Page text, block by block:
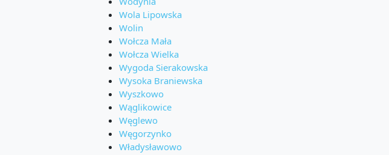
Wola Lipowska
Wolin
Wołcza Mała
Wołcza Wielka
Wygoda Sierakowska
Wysoka Braniewska
Wyszkowo
Wąglikowice
Węglewo
Węgorzynko
Władysławowo